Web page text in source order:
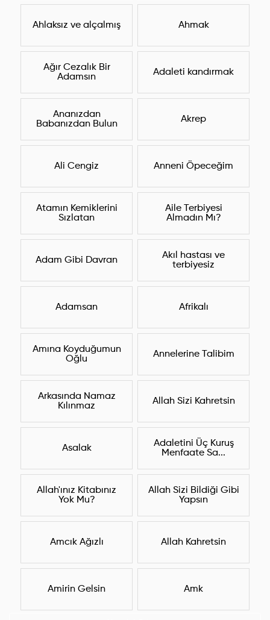
Ahlaksız ve alçalmış Ahmak
Ağır Cezalık Bir
Adamsın
Adaleti kandırmak
Ananızdan
Babanızdan Bulun
Akrep
Ali Cengiz Anneni Öpeceğim
Atamın Kemiklerini
Sızlatan
Aile Terbiyesi
Almadın Mı?
Adam Gibi Davran
Akıl hastası ve
terbiyesiz
Adamsan Afrikalı
Amına Koyduğumun
Oğlu
Annelerine Talibim
Arkasında Namaz
Kılınmaz
Allah Sizi Kahretsin
Asalak
Adaletini Üç Kuruş
Menfaate Sa...
Allah'ınız Kitabınız
Yok Mu?
Allah Sizi Bildiği Gibi
Yapsın
Amcık Ağızlı Allah Kahretsin
Amirin Gelsin Amk